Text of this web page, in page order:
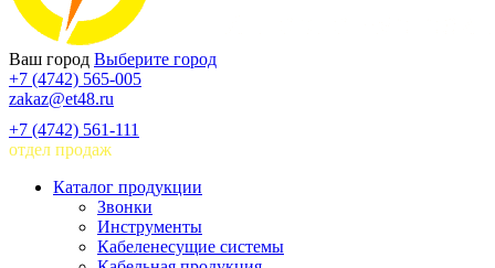
Ваш город Выберите город
+7 (4742) 565-005
zakaz@et48.ru
+7 (4742) 561-111
отдел продаж
Каталог продукции
Звонки
Инструменты
Кабеленесущие системы